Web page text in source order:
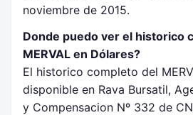
noviembre de 2015.
Donde puedo ver el historico
MERVAL en Dólares?
El historico completo del
disponible en Rava Bursatil,
y Compensacion Nº 332 de